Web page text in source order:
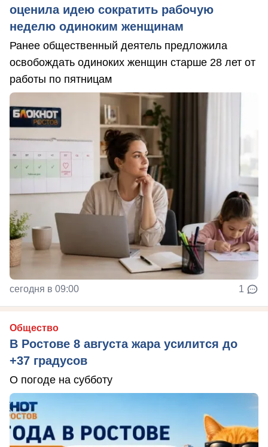
оценила идею сократить рабочую
неделю одиноким женщинам
Ранее общественный деятель предложила
освобождать одиноких женщин старше 28 лет от
работы по пятницам
сегодня в 09:00 1
Общество
В Ростове 8 августа жара усилится до
+37 градусов
О погоде на субботу